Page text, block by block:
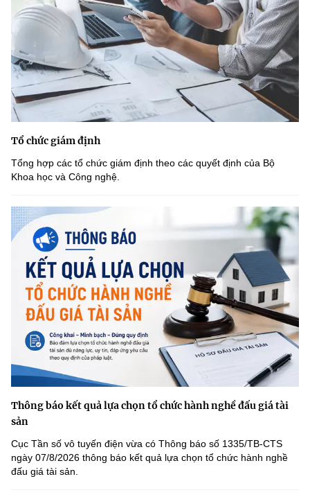
Tổ chức giám định
Tổng hợp các tổ chức giám định theo các quyết định của Bộ
Khoa học và Công nghệ.
Thông báo kết quả lựa chọn tổ chức hành nghề đấu giá tài
sản
Cục Tần số vô tuyến điện vừa có Thông báo số 1335/TB-CTS
ngày 07/8/2026 thông báo kết quả lựa chọn tổ chức hành nghề
đấu giá tài sản.